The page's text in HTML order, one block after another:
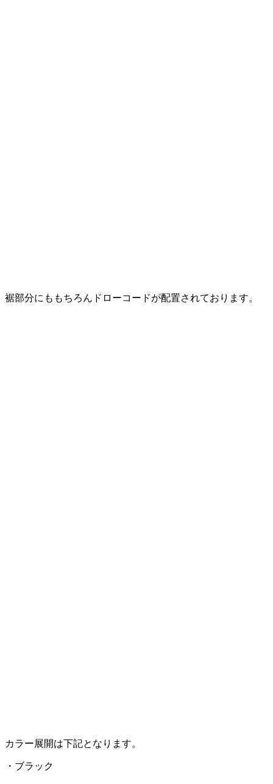
裾部分にももちろんドローコードが配置されております。
カラー展開は下記となります。
・ブラック